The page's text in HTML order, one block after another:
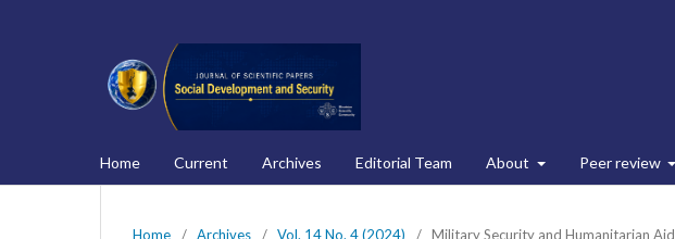
Home Current Archives Editorial Team About Peer review
Home / Archives / Vol. 14 No. 4 (2024) / Military Security and Humanitarian Aid